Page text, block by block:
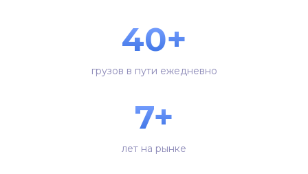
40+
грузов в пути ежедневно
7+
лет на рынке